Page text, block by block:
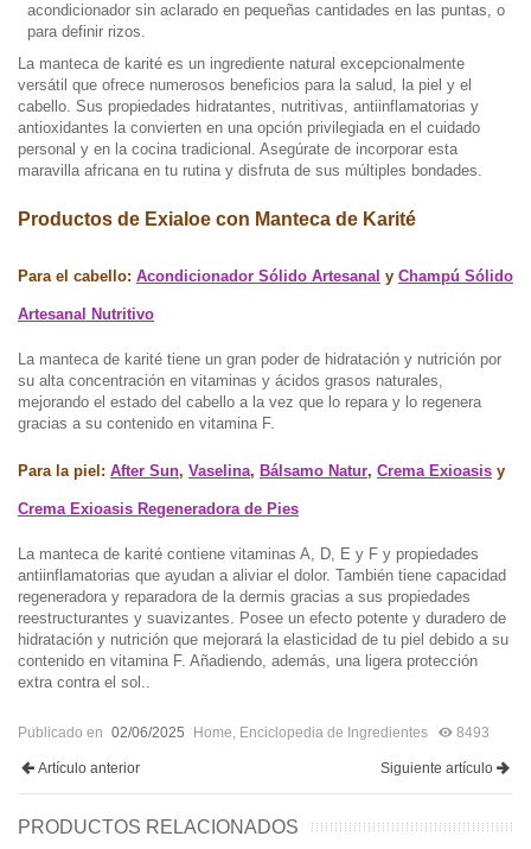
acondicionador sin aclarado en pequeñas cantidades en las puntas, o
para definir rizos.
La manteca de karité es un ingrediente natural excepcionalmente
versátil que ofrece numerosos beneficios para la salud, la piel y el
cabello. Sus propiedades hidratantes, nutritivas, antiinflamatorias y
antioxidantes la convierten en una opción privilegiada en el cuidado
personal y en la cocina tradicional. Asegúrate de incorporar esta
maravilla africana en tu rutina y disfruta de sus múltiples bondades.
Productos de Exialoe con Manteca de Karité
Para el cabello: Acondicionador Sólido Artesanal y Champú Sólido
Artesanal Nutritivo
La manteca de karité tiene un gran poder de hidratación y nutrición por
su alta concentración en vitaminas y ácidos grasos naturales,
mejorando el estado del cabello a la vez que lo repara y lo regenera
gracias a su contenido en vitamina F.
Para la piel: After Sun, Vaselina, Bálsamo Natur, Crema Exioasis y
Crema Exioasis Regeneradora de Pies
La manteca de karité contiene vitaminas A, D, E y F y propiedades
antiinflamatorias que ayudan a aliviar el dolor. También tiene capacidad
regeneradora y reparadora de la dermis gracias a sus propiedades
reestructurantes y suavizantes. Posee un efecto potente y duradero de
hidratación y nutrición que mejorará la elasticidad de tu piel debido a su
contenido en vitamina F. Añadiendo, además, una ligera protección
extra contra el sol..
Publicado en 02/06/2025 Home, Enciclopedia de Ingredientes 8493
Artículo anterior Siguiente artículo
PRODUCTOS RELACIONADOS